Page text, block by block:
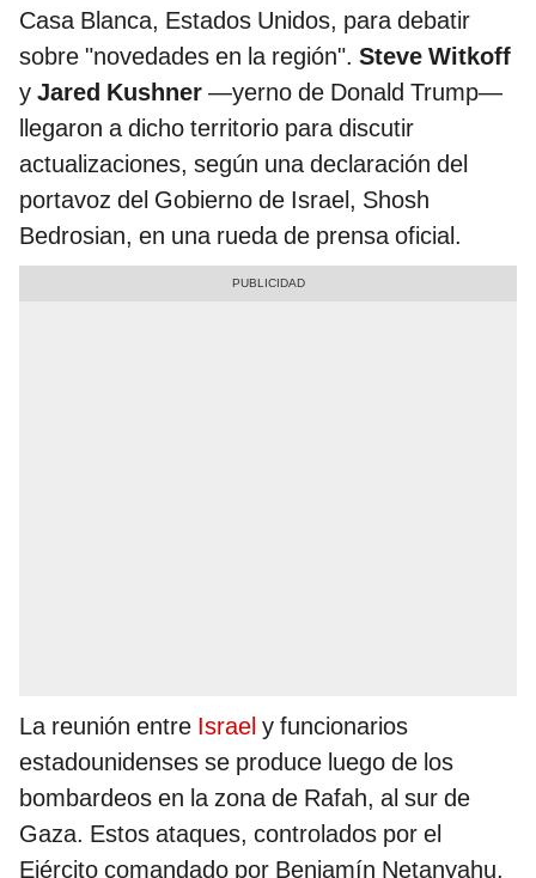
Casa Blanca, Estados Unidos, para debatir
sobre "novedades en la región". Steve Witkoff
y Jared Kushner —yerno de Donald Trump—
llegaron a dicho territorio para discutir
actualizaciones, según una declaración del
portavoz del Gobierno de Israel, Shosh
Bedrosian, en una rueda de prensa oficial.
La reunión entre Israel y funcionarios
estadounidenses se produce luego de los
bombardeos en la zona de Rafah, al sur de
Gaza. Estos ataques, controlados por el
Ejército comandado por Benjamín Netanyahu,